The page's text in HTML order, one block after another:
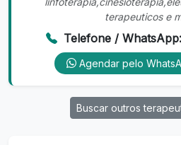
terapeuticos e
Telefone /
Agendar pelo
Buscar outros